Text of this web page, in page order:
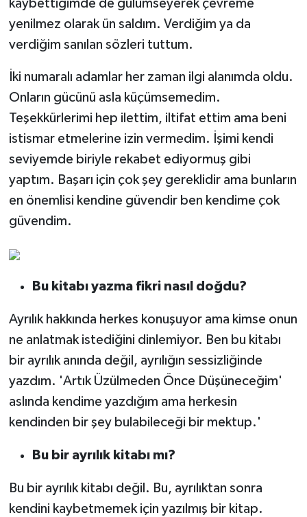
kaybettiğimde de gülümseyerek çevreme
yenilmez olarak ün saldım. Verdiğim ya da
verdiğim sanılan sözleri tuttum.
İki numaralı adamlar her zaman ilgi alanımda oldu.
Onların gücünü asla küçümsemedim.
Teşekkürlerimi hep ilettim, iltifat ettim ama beni
istismar etmelerine izin vermedim. İşimi kendi
seviyemde biriyle rekabet ediyormuş gibi
yaptım. Başarı için çok şey gereklidir ama bunların
en önemlisi kendine güvendir ben kendime çok
güvendim.
Bu kitabı yazma fikri nasıl doğdu?
Ayrılık hakkında herkes konuşuyor ama kimse onun
ne anlatmak istediğini dinlemiyor. Ben bu kitabı
bir ayrılık anında değil, ayrılığın sessizliğinde
yazdım. 'Artık Üzülmeden Önce Düşüneceğim'
aslında kendime yazdığım ama herkesin
kendinden bir şey bulabileceği bir mektup.'
Bu bir ayrılık kitabı mı?
Bu bir ayrılık kitabı değil. Bu, ayrılıktan sonra
kendini kaybetmemek için yazılmış bir kitap.